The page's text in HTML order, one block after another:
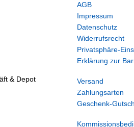
& Depot
AGB
Impressum
Datenschutz
Widerrufsrecht
Privatsphäre-
Erklärung zur
Versand
Zahlungsarten
Geschenk-